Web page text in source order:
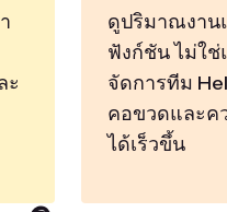
ะ
ดูปริมาณงาน
ฟังก์ชัน ไม่ใ
จัดการทีม
คอขวดและค
ได้เร็วขึ้น